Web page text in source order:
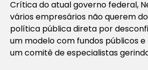
Crítica do atual governo federal,
vários empresários não querem
política pública direta por
um modelo com fundos públicos
um comitê de especialistas